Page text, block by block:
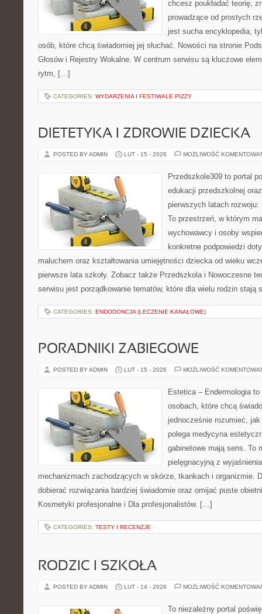
chcesz poukładać teorię,
prowadzące od prostych
jest sucha encyklopedia,
osób, które chcą świadomiej jej słuchać. Nowości na stronie
Głosów i Rejestry Wokalne. W centrum serwisu są kluczowe
rytm, […]
CATEGORIES: WYDARZENIA I FESTIWALE PIZZY
DIETETYKA I ZDROWIE DZIECKA
POSTED BY ADMIN LUT - 15 - 2026 MOŻLIWOŚĆ
Przedszkole309 to portal
edukacji przedszkolnej
pierwszych latach
To przestrzeń, w którym
wychowawcy i osoby
konkretne podpowiedzi
maluchem oraz kształtowania umiejętności dziecka od wieku
pierwsze lata szkoły. Zobacz także Przedszkola i Nowoczesne
serwisu jest porządkowanie tematów, które dla wielu rodzin
CATEGORIES: ENDODONCJA (LECZENIE KANAŁOWE)
PORADNIKI ZABIEGOWE
POSTED BY ADMIN LUT - 15 - 2026 MOŻLIWOŚĆ
Estetica – Endermologia
osobach, które chcą
jednocześnie rozumieć,
polega medycyna
gabinetowe mają sens. To
pielęgnacyjną z
mechanizmach zachodzących w skórze, tkankach i organizmie.
dobierać rozwiązania bardziej świadomie oraz omijać puste
Kosmetyki profesjonalne i Dla profesjonalistów. […]
CATEGORIES: TESTY I RECENZJE
RODZIC I SZKOŁA
POSTED BY ADMIN LUT - 14 - 2026 MOŻLIWOŚĆ
To niezależny portal